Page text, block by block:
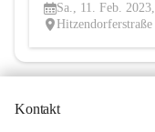
Sa., 11. Feb.
Kontakt